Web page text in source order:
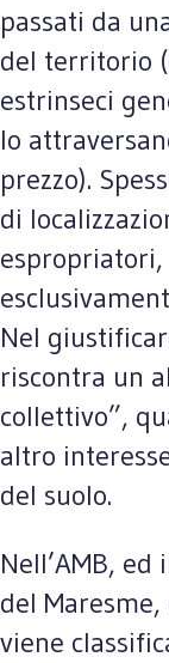
passati da
del territorio
estrinseci
lo
prezzo).
di
Nel
riscontra un
collettivo”,
altro
del suolo.
Nell’AMB,
del
viene